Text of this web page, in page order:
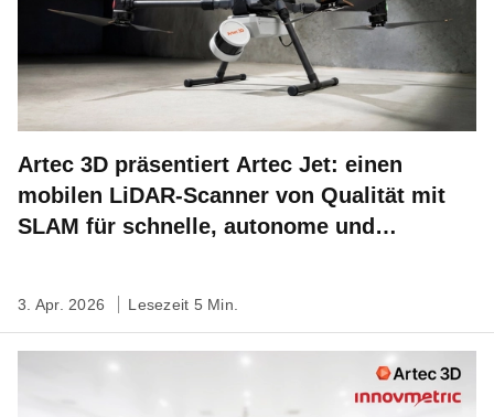
Artec 3D präsentiert Artec Jet: einen
mobilen LiDAR-Scanner von Qualität mit
SLAM für schnelle, autonome und
3. Apr. 2026 Lesezeit 5 Min.